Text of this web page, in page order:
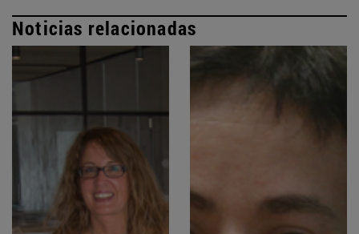
Noticias relacionadas